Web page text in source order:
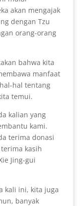
akan mengajak
dengan Tzu
orang-orang
bahwa kita
manfaat
hal tentang
temui.
kalian yang
kami.
terima donasi
kasih
Jing-gui
kali ini, kita juga
banyak